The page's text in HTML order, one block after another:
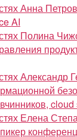
Анна
AI
Полина
Александр
Елена